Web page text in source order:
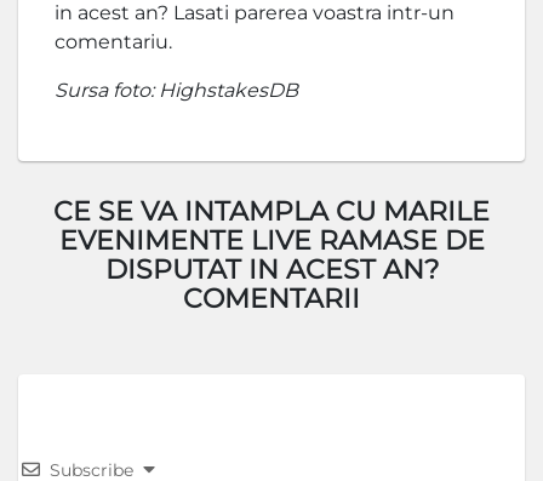
in acest an? Lasati parerea voastra intr-un
comentariu.
Sursa foto: HighstakesDB
CE SE VA INTAMPLA CU MARILE
EVENIMENTE LIVE RAMASE DE
DISPUTAT IN ACEST AN?
COMENTARII
Subscribe